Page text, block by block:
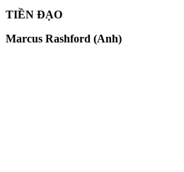
TIỀN ĐẠO
Marcus Rashford (Anh)